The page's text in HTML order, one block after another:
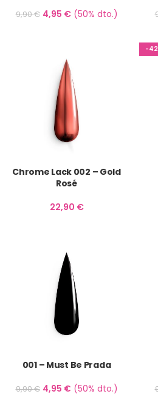
9,90€ 4,95 €(50% dto.)
Chrome Lack 002 – Gold
Rosé
22,90 €
-
001 – Must Be Prada
9,90€ 4,95 €(50% dto.)